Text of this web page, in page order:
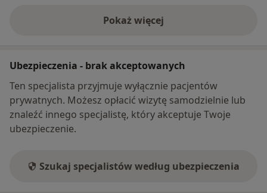
Pokaż więcej
o adresie
Ubezpieczenia - brak akceptowanych
Ten specjalista przyjmuje wyłącznie pacjentów
prywatnych. Możesz opłacić wizytę samodzielnie lub
znaleźć innego specjalistę, który akceptuje Twoje
ubezpieczenie.
Szukaj specjalistów według ubezpieczenia